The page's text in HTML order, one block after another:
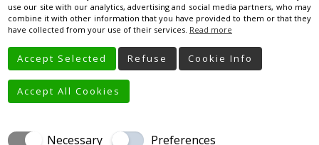
LINK UTILI
Cookie Policy
use our site with our analytics, advertising and social media partners, who may
combine it with other information that you have provided to them or that they
have collected from your use of their services. Read more
Accept Selected Refuse Cookie Info
Accept All Cookies
Necessary Preferences